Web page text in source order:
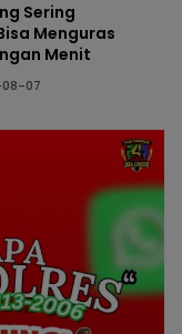
Sering
Menguras
Menit
07